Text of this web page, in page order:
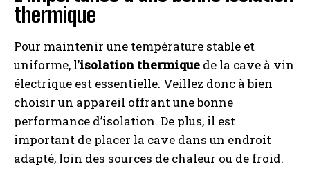
thermique
Pour maintenir une température stable et
uniforme, l’isolation thermique de la cave à vin
électrique est essentielle. Veillez donc à bien
choisir un appareil offrant une bonne
performance d’isolation. De plus, il est
important de placer la cave dans un endroit
adapté, loin des sources de chaleur ou de froid.